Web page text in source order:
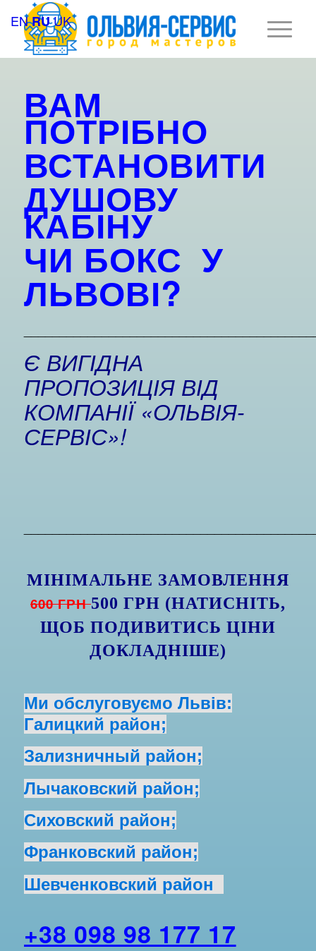
ВАМ
ПОТРІБНО
ВСТАНОВИТИ
ДУШОВУ
КАБІНУ
ЧИ БОКС У
ЛЬВОВІ?
Є ВИГІДНА
ПРОПОЗИЦІЯ ВІД
КОМПАНІЇ «ОЛЬВІЯ-
СЕРВІС»!
МІНІМАЛЬНЕ ЗАМОВЛЕННЯ
600 ГРН500 ГРН (НАТИСНІТЬ,
ЩОБ ПОДИВИТИСЬ ЦІНИ
ДОКЛАДНІШЕ)
Ми обслуговуємо Львів:
Галицкий район;
Зализничный район;
Лычаковский район;
Сиховский район;
Франковский район;
Шевченковский район
+38 098 98 177 17
ENRUUK